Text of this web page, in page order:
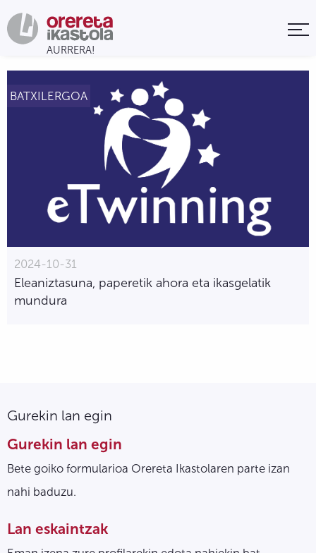
BATXILERGOA
2024-10-31
Eleaniztasuna, paperetik ahora eta ikasgelatik
mundura
Gurekin lan egin
Gurekin lan egin
Bete goiko formularioa Orereta Ikastolaren parte izan
nahi baduzu.
Lan eskaintzak